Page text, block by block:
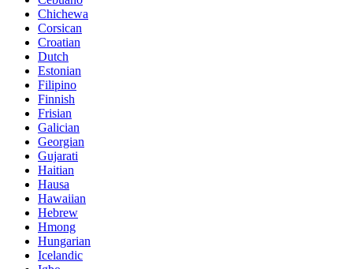
Chichewa
Corsican
Croatian
Dutch
Estonian
Filipino
Finnish
Frisian
Galician
Georgian
Gujarati
Haitian
Hausa
Hawaiian
Hebrew
Hmong
Hungarian
Icelandic